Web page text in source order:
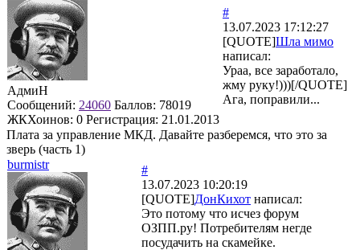
АдмиН
Сообщений: 24060 Баллов: 78019
ЖКХоинов: 0 Регистрация: 21.01.2013
#
13.07.2023 17:12:27
[QUOTE]Шла мимо
написал:
Ураа, все заработало,
жму руку!)))[/QUOTE]
Ага, поправили...
Плата за управление МКД. Давайте разберемся, что это за
зверь (часть 1)
burmistr
#
13.07.2023 10:20:19
[QUOTE]ДонКихот написал:
Это потому что исчез форум
ОЗПП.ру! Потребителям негде
посудачить на скамейке.